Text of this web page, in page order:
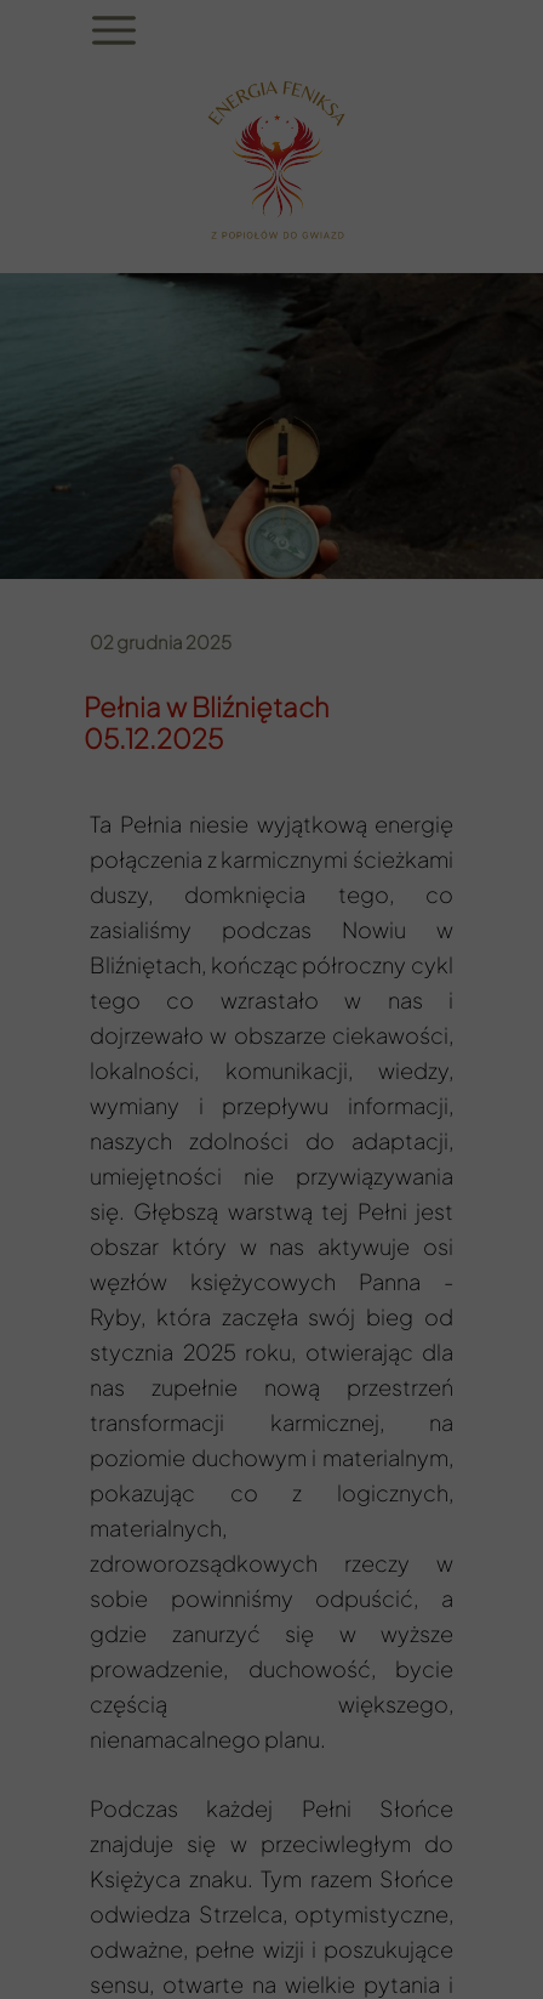
02 grudnia 2025
Pełnia w Bliźniętach
05.12.2025
Ta Pełnia niesie wyjątkową energię
połączenia z karmicznymi ścieżkami
duszy, domknięcia tego, co
zasialiśmy podczas Nowiu w
Bliźniętach, kończąc półroczny cykl
tego co wzrastało w nas i
dojrzewało w obszarze ciekawości,
lokalności, komunikacji, wiedzy,
wymiany i przepływu informacji,
naszych zdolności do adaptacji,
umiejętności nie przywiązywania
się. Głębszą warstwą tej Pełni jest
obszar który w nas aktywuje osi
węzłów księżycowych Panna -
Ryby, która zaczęła swój bieg od
stycznia 2025 roku, otwierając dla
nas zupełnie nową przestrzeń
transformacji karmicznej, na
poziomie duchowym i materialnym,
pokazując co z logicznych,
materialnych,
zdroworozsądkowych rzeczy w
sobie powinniśmy odpuścić, a
gdzie zanurzyć się w wyższe
prowadzenie, duchowość, bycie
częścią większego,
nienamacalnego planu.
Podczas każdej Pełni Słońce
znajduje się w przeciwległym do
Księżyca znaku. Tym razem Słońce
odwiedza Strzelca, optymistyczne,
odważne, pełne wizji i poszukujące
sensu, otwarte na wielkie pytania i